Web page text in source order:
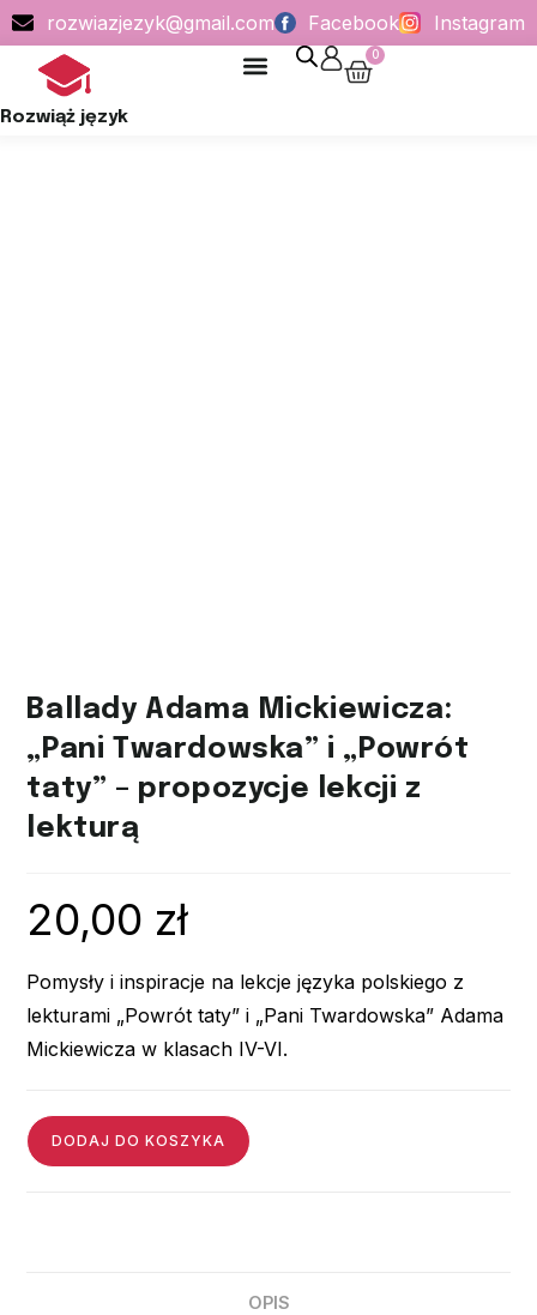
rozwiazjezyk@gmail.com Facebook Instagram
Rozwiąż język
0
Ballady Adama Mickiewicza:
„Pani Twardowska” i „Powrót
taty” – propozycje lekcji z
lekturą
20,00 zł
Pomysły i inspiracje na lekcje języka polskiego z
lekturami „Powrót taty” i „Pani Twardowska” Adama
Mickiewicza w klasach IV-VI.
DODAJ DO KOSZYKA
OPIS